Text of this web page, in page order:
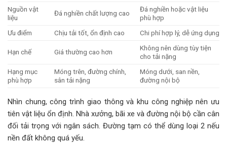
Nguồn vật
liệu
Đá nghiền chất lượng cao
Đá nghiền hoặc vật liệu
phù hợp
Ưu điểm
Chịu tải tốt, ổn định cao Chi phí hợp lý, dễ ứng dụng
Hạn chế Giá thường cao hơn
Không nên dùng tùy tiện
cho tải nặng
Hạng mục
phù hợp
Móng trên, đường chính,
sân tải nặng
Móng dưới, san nền,
đường nội bộ
Nhìn chung, công trình giao thông và khu công nghiệp nên ưu
tiên vật liệu ổn định. Nhà xưởng, bãi xe và đường nội bộ cần cân
đối tải trọng với ngân sách. Đường tạm có thể dùng loại 2 nếu
nền đất không quá yếu.